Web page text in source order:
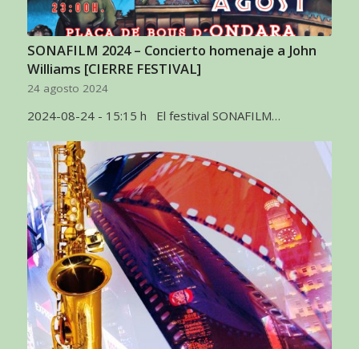
SONAFILM 2024 – Concierto homenaje a John
Williams [CIERRE FESTIVAL]
24 agosto 2024
2024-08-24 - 15:15 h El festival SONAFILM…